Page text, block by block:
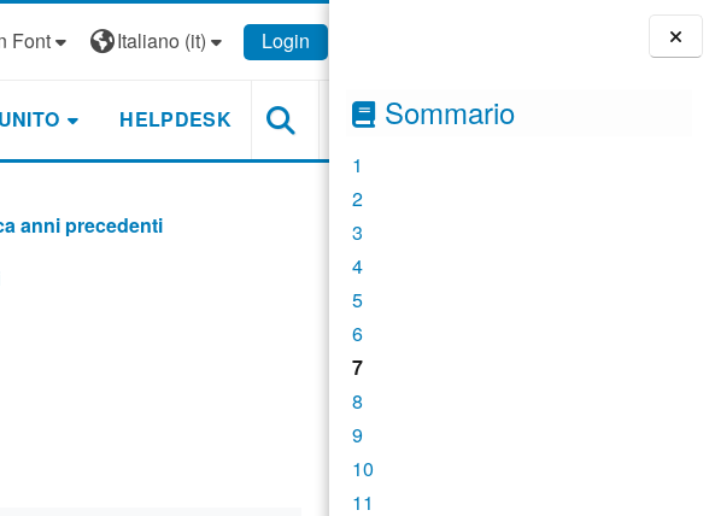
Blocchi
Sommario
1
2
3
4
5
6
7
8
9
10
11
Font Italiano ‎(it)‎ Login
UNITO HELPDESK
anni precedenti